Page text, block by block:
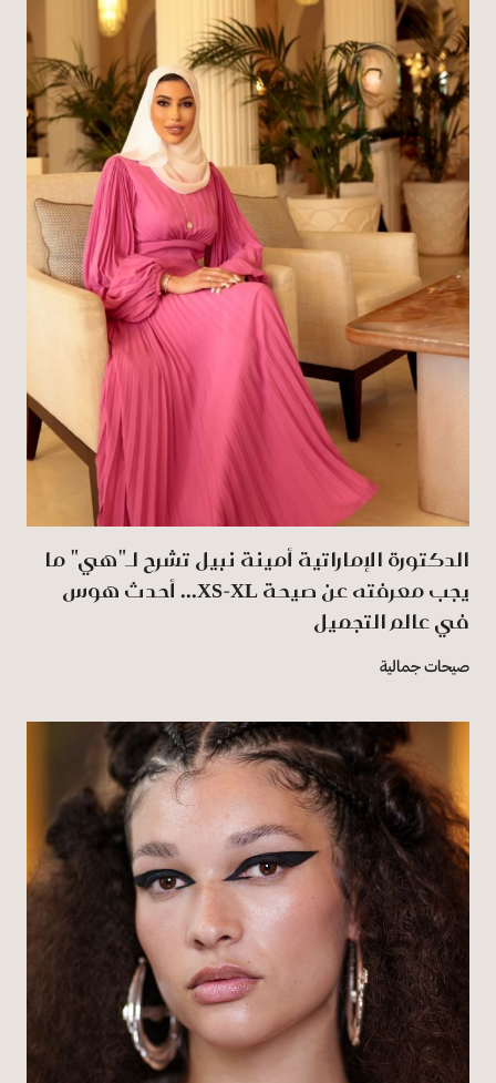
الدكتورة الإماراتية أمينة نبيل تشرح لـ"هي" ما
يجب معرفته عن صيحة XS-XL... أحدث هوس
في عالم التجميل
صيحات جمالية